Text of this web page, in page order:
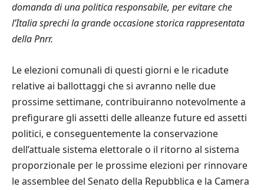
domanda di una politica responsabile, per evitare che
l’Italia sprechi la grande occasione storica rappresentata
della Pnrr.
Le elezioni comunali di questi giorni e le ricadute
relative ai ballottaggi che si avranno nelle due
prossime settimane, contribuiranno notevolmente a
prefigurare gli assetti delle alleanze future ed assetti
politici, e conseguentemente la conservazione
dell’attuale sistema elettorale o il ritorno al sistema
proporzionale per le prossime elezioni per rinnovare
le assemblee del Senato della Repubblica e la Camera